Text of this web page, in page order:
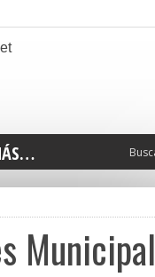
2025
Municipal